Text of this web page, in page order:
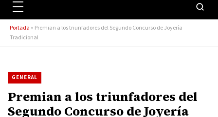
Portada » Premian a los triunfadores del Segundo Concurso de Joyería
Tradicional
GENERAL
Premian a los triunfadores del
Segundo Concurso de Joyería